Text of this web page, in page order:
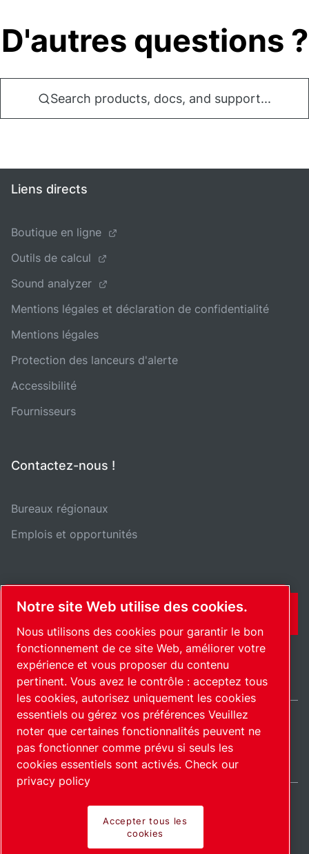
D'autres questions ?
Search products, docs, and support...
Liens directs
Boutique en ligne
Outils de calcul
Sound analyzer
Mentions légales et déclaration de confidentialité
Mentions légales
Protection des lanceurs d'alerte
Accessibilité
Fournisseurs
Contactez-nous !
Bureaux régionaux
Emplois et opportunités
CONTACT
Plan du siteGérer les cookies© 2026 Copyright.
International / FR
Notre site Web utilise des cookies.
Nous utilisons des cookies pour garantir le bon
fonctionnement de ce site Web, améliorer votre
expérience et vous proposer du contenu
pertinent. Vous avez le contrôle : acceptez tous
les cookies, autorisez uniquement les cookies
essentiels ou gérez vos préférences Veuillez
noter que certaines fonctionnalités peuvent ne
pas fonctionner comme prévu si seuls les
cookies essentiels sont activés. Check our
privacy policy
Accepter tous les
cookies